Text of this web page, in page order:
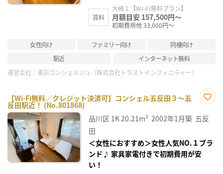
賃料
大崎１【WI-FI無料プラン】
月額目安 157,500円～
初期費用他 33,000円～
女性向け ファミリー向け
同棲向け
駅近
インターネット無料
運営会社： 東京コンシェルジュ（株式会社トラストインフィニティー）
【Wi-Fi無料／クレジット決済可】コンシェル五反田３～五
反田駅近！ (No.801868)
に入
り登
品川区 1K20.21m² 2002年1月築 五反
田
＜女性におすすめ＞女性人気NO.１ブラ
ンド♪ 家具家電付きで初期費用が安
い！